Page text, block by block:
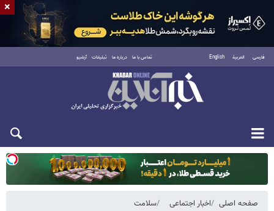
فارسی العربية English تماس با ما درباره ما تبلیغات آرشیو
دوشنبه ۱۹ مرداد ۱۴۰۵
صفحه اصلی اخبار اجتماعی سلامت
×